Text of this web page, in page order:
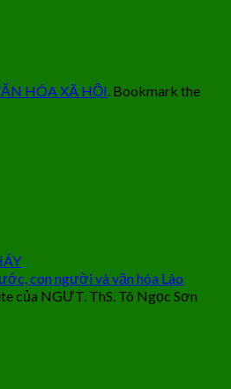
HÓA XÃ HỘI. Bookmark the
con người và văn hóa Lào
của NGƯT. ThS. Tô Ngọc Sơn